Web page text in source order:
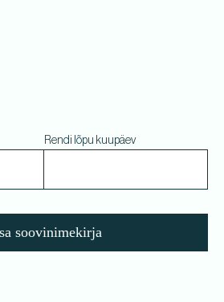
Rendi lõpu kuupäev
soovinimekirja